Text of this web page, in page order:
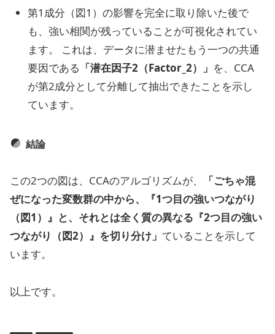
第1成分（図1）の影響を完全に取り除いた後で
も、強い相関が残っていることが可視化されてい
ます。 これは、データに潜ませたもう一つの共通
要因である 「潜在因子2（Factor_2）」 を、CCA
が第2成分として分離して抽出できたことを示し
ています。
結論
この2つの図は、CCAのアルゴリズムが、
「ごちゃ混
ぜになった変数群の中から、『1つ目の強いつながり
（図1）』と、それとは全く質の異なる『2つ目の強い
つながり（図2）』を切り分け」 ていることを示して
います。
以上です。